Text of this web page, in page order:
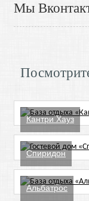
Мы
Кантри Хауз
Спиридон
Альбатрос